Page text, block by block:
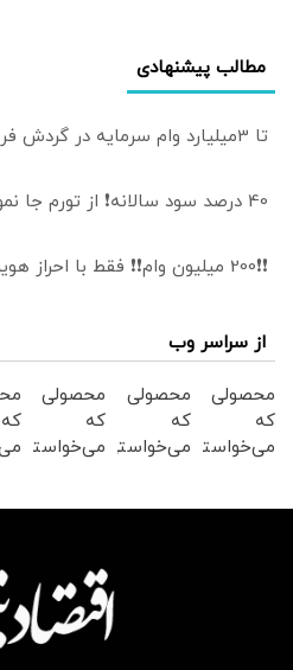
مطالب پیشنهادی
تا 3میلیارد وام سرمایه در گردش فروشندگان
40 درصد سود سالانه❗ از تورم جا نمونی😲
❗❗200 میلیون وام❗❗ فقط با احراز هویت
از سراسر وب
محصولی
که
می‌خواستی
محصولی
که
می‌خواستی
محصولی
که
می‌خواستی
بخر !
که